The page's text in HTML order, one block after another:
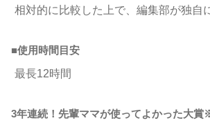
相対的に比較した上で、編集部が独自
■使用時間目安
最長12時間
3年連続！先輩ママが使ってよかった大賞